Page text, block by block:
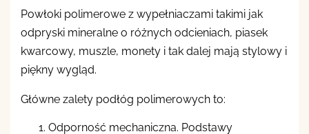
Powłoki polimerowe z wypełniaczami takimi jak
odpryski mineralne o różnych odcieniach, piasek
kwarcowy, muszle, monety i tak dalej mają stylowy i
piękny wygląd.
Główne zalety podłóg polimerowych to:
Odporność mechaniczna. Podstawy